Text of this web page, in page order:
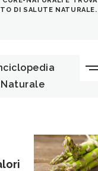
DI SALUTE NATURALE.
Naturale